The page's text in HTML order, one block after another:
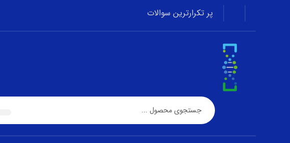
پر تکرارترین سوالات